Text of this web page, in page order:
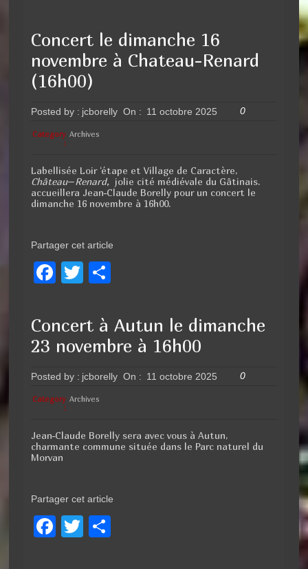
c
e
b
o
k
tt
er
ta
g
er
Concert le dimanche 16
novembre à Chateau-Renard
(16h00)
Posted by : jcborelly On : 11 octobre 2025 0
Category
:
Archives
Labellisée Loir ‘étape et Village de Caractère,
Château–Renard, jolie cité médiévale du Gâtinais.
accueillera Jean-Claude Borelly pour un concert le
dimanche 16 novembre à 16h00.
Partager cet article
F
c
e
b
o
o
k
T
tt
er
ta
g
er
Concert à Autun le dimanche
23 novembre à 16h00
Posted by : jcborelly On : 11 octobre 2025 0
Category
:
Archives
Jean-Claude Borelly sera avec vous à Autun,
charmante commune située dans le Parc naturel du
Morvan
Partager cet article
F
T